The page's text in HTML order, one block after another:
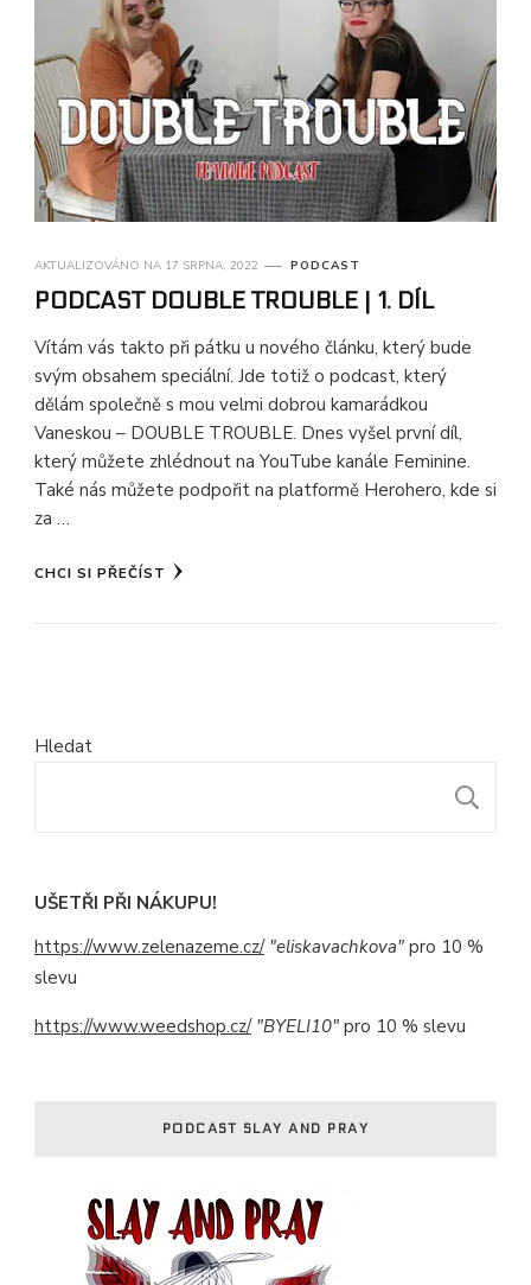
AKTUALIZOVÁNO NA 17 SRPNA, 2022 PODCAST
PODCAST DOUBLE TROUBLE | 1. DÍL
Vítám vás takto při pátku u nového článku, který bude
svým obsahem speciální. Jde totiž o podcast, který
dělám společně s mou velmi dobrou kamarádkou
Vaneskou – DOUBLE TROUBLE. Dnes vyšel první díl,
který můžete zhlédnout na YouTube kanále Feminine.
Také nás můžete podpořit na platformě Herohero, kde si
za …
CHCI SI PŘEČÍST
Hledat
UŠETŘI PŘI NÁKUPU!
https://www.zelenazeme.cz/ "eliskavachkova" pro 10 %
slevu
https://www.weedshop.cz/ "BYELI10" pro 10 % slevu
PODCAST SLAY AND PRAY